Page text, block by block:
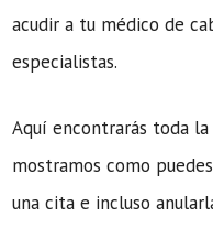
acudir a tu médico de
especialistas.
Aquí encontrarás toda
mostramos como
una cita e incluso